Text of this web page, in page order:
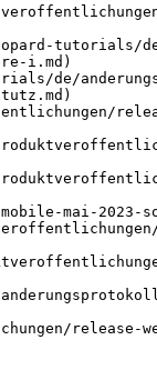
tutorials/
i.md)
de/
mai-2023-
release-